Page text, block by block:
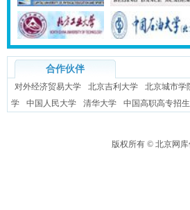
合作伙伴
对外经济贸易大学 北京吉利大学 北京城市学
学
中国人民大学 清华大学 中国高职高专招
版权所有 © 北京网